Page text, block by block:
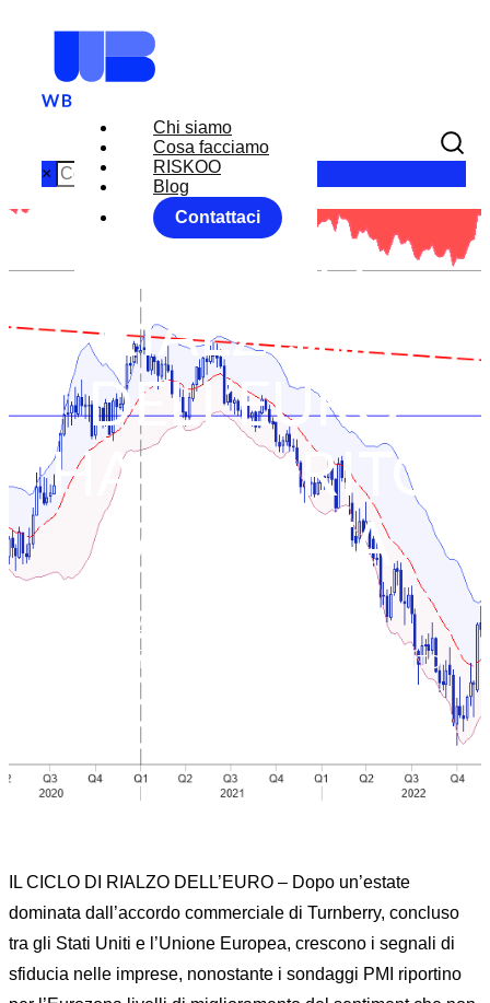
Chi siamo
Cosa facciamo
RISKOO
Blog
Contattaci
×
IL CICLO
RIALZISTA
DELL’EURO
HA ESAURITO
LA SPINTA
FX RISK MANAGEMENT|News>VIDEO
INTERVISTA
IL CICLO RIALZISTA DELL’EURO HA ESAURITO
IL CICLO DI RIALZO DELL’EURO – Dopo un’estate
dominata dall’accordo commerciale di Turnberry, concluso
tra gli Stati Uniti e l’Unione Europea, crescono i segnali di
sfiducia nelle imprese, nonostante i sondaggi PMI riportino